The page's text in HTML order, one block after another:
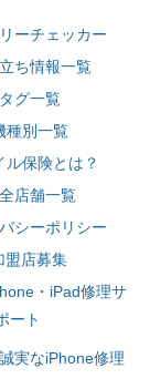
ーチェッカー
ち情報一覧
グ一覧
別一覧
保険とは？
舗一覧
シーポリシー
盟店募集
・iPad修理サ
ート
実なiPhone修理